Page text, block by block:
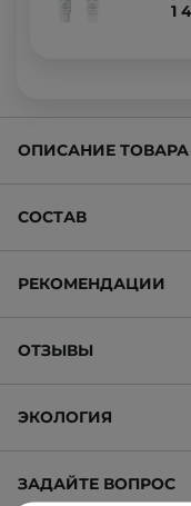
1
ОПИСАНИЕ ТОВАРА
СОСТАВ
РЕКОМЕНДАЦИИ
ОТЗЫВЫ
ЭКОЛОГИЯ
ЗАДАЙТЕ ВОПРОС